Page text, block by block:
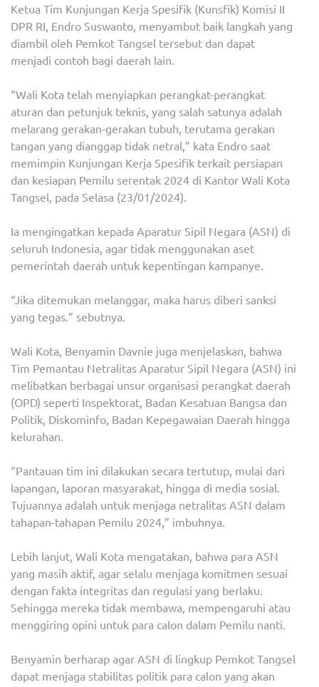
Ketua Tim Kunjungan Kerja Spesifik (Kunsfik) Komisi II
DPR RI, Endro Suswanto, menyambut baik langkah yang
diambil oleh Pemkot Tangsel tersebut dan dapat
menjadi contoh bagi daerah lain.
“Wali Kota telah menyiapkan perangkat-perangkat
aturan dan petunjuk teknis, yang salah satunya adalah
melarang gerakan-gerakan tubuh, terutama gerakan
tangan yang dianggap tidak netral,” kata Endro saat
memimpin Kunjungan Kerja Spesifik terkait persiapan
dan kesiapan Pemilu serentak 2024 di Kantor Wali Kota
Tangsel, pada Selasa (23/01/2024).
Ia mengingatkan kepada Aparatur Sipil Negara (ASN) di
seluruh Indonesia, agar tidak menggunakan aset
pemerintah daerah untuk kepentingan kampanye.
“Jika ditemukan melanggar, maka harus diberi sanksi
yang tegas.” sebutnya.
Wali Kota, Benyamin Davnie juga menjelaskan, bahwa
Tim Pemantau Netralitas Aparatur Sipil Negara (ASN) ini
melibatkan berbagai unsur organisasi perangkat daerah
(OPD) seperti Inspektorat, Badan Kesatuan Bangsa dan
Politik, Diskominfo, Badan Kepegawaian Daerah hingga
kelurahan.
“Pantauan tim ini dilakukan secara tertutup, mulai dari
lapangan, laporan masyarakat, hingga di media sosial.
Tujuannya adalah untuk menjaga netralitas ASN dalam
tahapan-tahapan Pemilu 2024,” imbuhnya.
Lebih lanjut, Wali Kota mengatakan, bahwa para ASN
yang masih aktif, agar selalu menjaga komitmen sesuai
dengan fakta integritas dan regulasi yang berlaku.
Sehingga mereka tidak membawa, mempengaruhi atau
menggiring opini untuk para calon dalam Pemilu nanti.
Benyamin berharap agar ASN di lingkup Pemkot Tangsel
dapat menjaga stabilitas politik para calon yang akan